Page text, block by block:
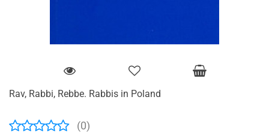
Rav, Rabbi, Rebbe. Rabbis in Poland
(0)